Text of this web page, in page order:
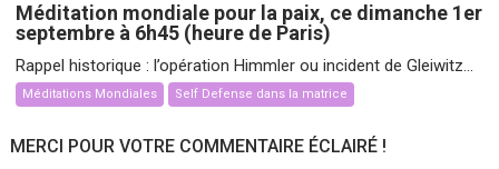
Méditation mondiale pour la paix, ce dimanche 1er
septembre à 6h45 (heure de Paris)
Rappel historique : l’opération Himmler ou incident de Gleiwitz...
Méditations Mondiales Self Defense dans la matrice
MERCI POUR VOTRE COMMENTAIRE ÉCLAIRÉ !